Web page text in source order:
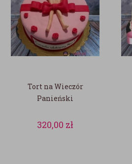
Tort na Wieczór
Panieński
320,00 zł